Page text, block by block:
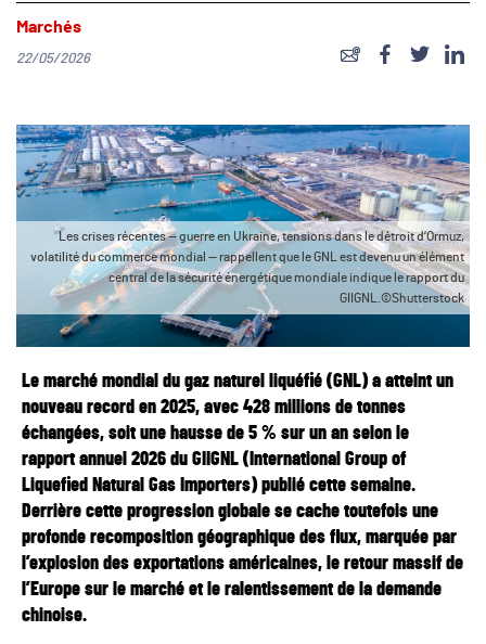
Marchés
22/05/2026
Les crises récentes — guerre en Ukraine, tensions dans le détroit d’Ormuz,
volatilité du commerce mondial — rappellent que le GNL est devenu un élément
central de la sécurité énergétique mondiale indique le rapport du
GIIGNL.©Shutterstock
Le marché mondial du gaz naturel liquéfié (GNL) a atteint un
nouveau record en 2025, avec 428 millions de tonnes
échangées, soit une hausse de 5 % sur un an selon le
rapport annuel 2026 du GIIGNL (International Group of
Liquefied Natural Gas Importers) publié cette semaine.
Derrière cette progression globale se cache toutefois une
profonde recomposition géographique des flux, marquée par
l’explosion des exportations américaines, le retour massif de
l’Europe sur le marché et le ralentissement de la demande
chinoise.